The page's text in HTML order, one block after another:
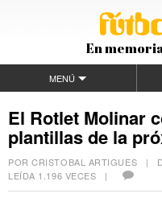
En
MENÚ
El Rotlet Molinar
plantillas de la
POR CRISTOBAL ARTIGUES |
LEÍDA 1.196 VECES |